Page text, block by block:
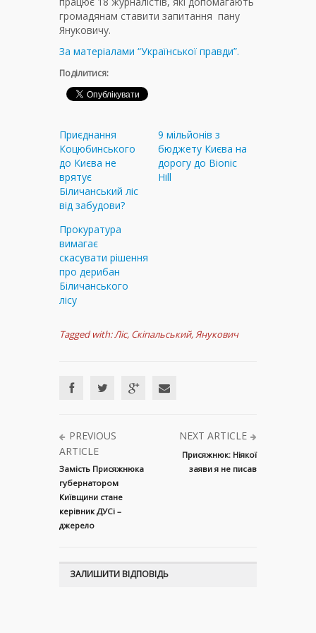
громадянам ставити запитання пану
Януковичу.
За матеріалами “Української правди”.
Поділитися:
Приєднання
Коцюбинського
до Києва не
врятує
Біличанський ліс
від забудови?
9 мільйонів з
бюджету Києва на
дорогу до Bionic
Hill
Прокуратура
вимагає
скасувати рішення
про дерибан
Біличанського
лісу
Tagged with:Ліс, Скіпальський,Янукович
PREVIOUS
ARTICLE
Замість Присяжнюка
губернатором
Київщини стане
керівник ДУСі –
джерело
NEXT ARTICLE
Присяжнюк: Ніякої
заяви я не писав
ЗАЛИШИТИ ВІДПОВІДЬ